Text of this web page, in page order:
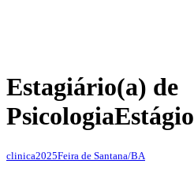
Estagiário(a) de
PsicologiaEstágio
clinica2025Feira de Santana/BA